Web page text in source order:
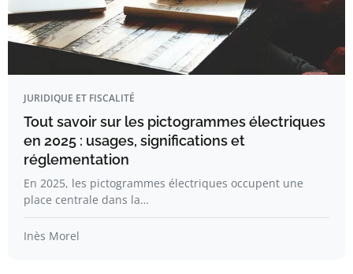
JURIDIQUE ET FISCALITÉ
Tout savoir sur les pictogrammes électriques
en 2025 : usages, significations et
réglementation
En 2025, les pictogrammes électriques occupent une
place centrale dans la…
Inès Morel